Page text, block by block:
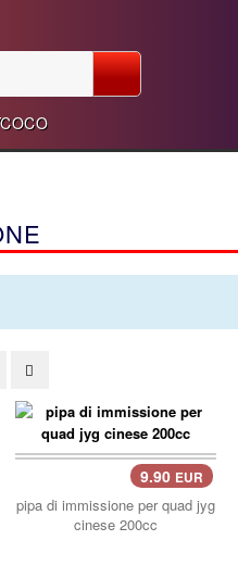
9.90 EUR
pipa di immissione per quad jyg
cinese 200cc